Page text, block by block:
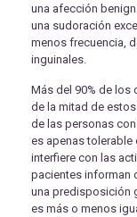
una afección
una sudoración
menos frecuencia,
inguinales.
Más del 90% de los
de la mitad de
de las personas
es apenas tolerable
interfiere con las
pacientes informan
una predisposición
es más o menos